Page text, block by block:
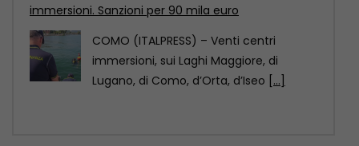
Pechino è stata designata Capitale
mondiale dell’architettura Unesco-Uia
(Unione internazionale degli architetti)
2029, come annunciato[...]